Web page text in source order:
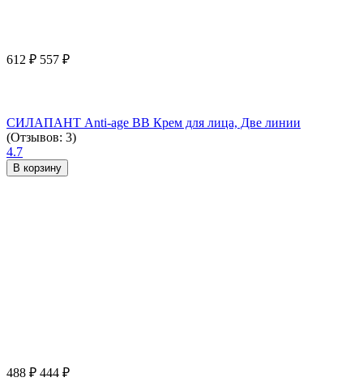
612 ₽ 557 ₽
СИЛАПАНТ Anti-age ВВ Крем для лица, Две линии
(Отзывов: 3)
4.7
В корзину
488 ₽ 444 ₽